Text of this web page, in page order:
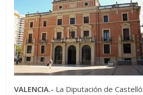
VALENCIA.- La Diputación de